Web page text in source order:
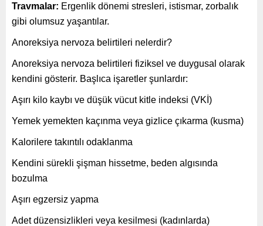
Travmalar: Ergenlik dönemi stresleri, istismar, zorbalık
gibi olumsuz yaşantılar.
Anoreksiya nervoza belirtileri nelerdir?
Anoreksiya nervoza belirtileri fiziksel ve duygusal olarak
kendini gösterir. Başlıca işaretler şunlardır:
Aşırı kilo kaybı ve düşük vücut kitle indeksi (VKİ)
Yemek yemekten kaçınma veya gizlice çıkarma (kusma)
Kalorilere takıntılı odaklanma
Kendini sürekli şişman hissetme, beden algısında
bozulma
Aşırı egzersiz yapma
Adet düzensizlikleri veya kesilmesi (kadınlarda)